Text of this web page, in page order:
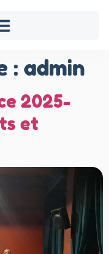
: admin
2025-
et